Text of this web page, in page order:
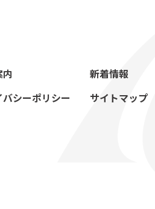
新着情報
バシーポリシー サイトマップ